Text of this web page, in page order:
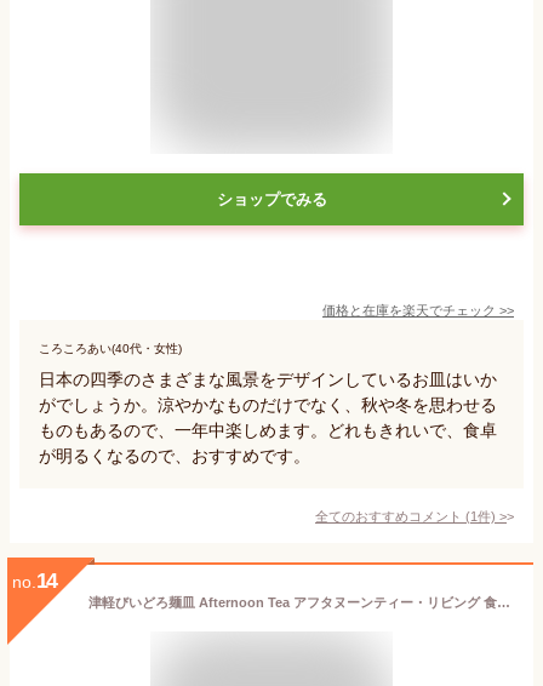
ショップでみる
価格と在庫を楽天でチェック >>
ころころあい(40代・女性)
日本の四季のさまざまな風景をデザインしているお皿はいか
がでしょうか。涼やかなものだけでなく、秋や冬を思わせる
ものもあるので、一年中楽しめます。どれもきれいで、食卓
が明るくなるので、おすすめです。
全てのおすすめコメント (1件) >
no. 14
津軽びいどろ麺皿 Afternoon Tea アフタヌーンティー・リビング 食器・調理器具・キッチン用品 食器・皿 ブルー グリーン[Rakuten Fashion]